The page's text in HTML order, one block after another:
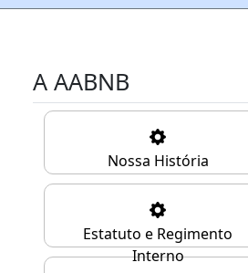
A AABNB
Nossa História
Estatuto e Regimento
Interno